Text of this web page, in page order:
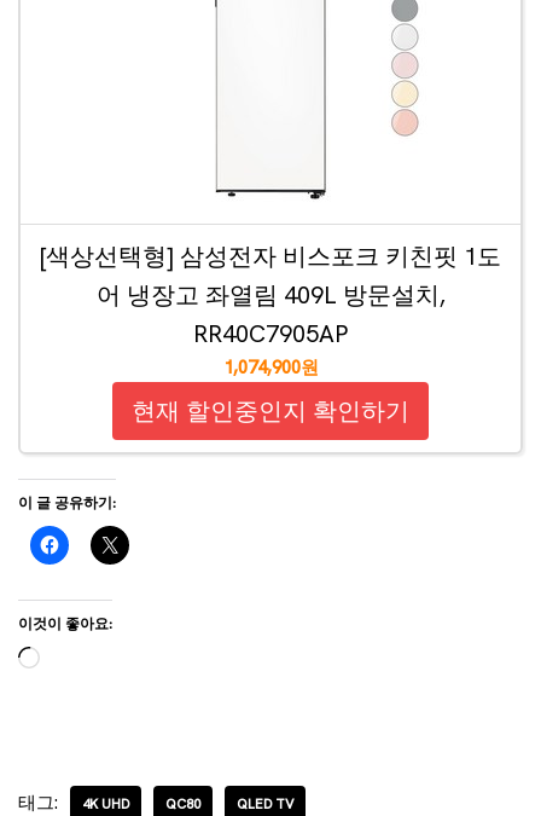
[색상선택형] 삼성전자 비스포크 키친핏 1도
어 냉장고 좌열림 409L 방문설치,
RR40C7905AP
1,074,900원
현재 할인중인지 확인하기
이 글 공유하기:
이것이 좋아요:
태그: 4K UHD QC80 QLED TV